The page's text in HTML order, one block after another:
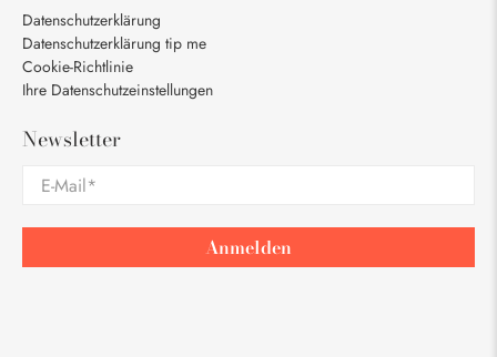
Datenschutzerklärung
Datenschutzerklärung tip me
Cookie-Richtlinie
Ihre Datenschutzeinstellungen
Newsletter
E-Mail*
Anmelden